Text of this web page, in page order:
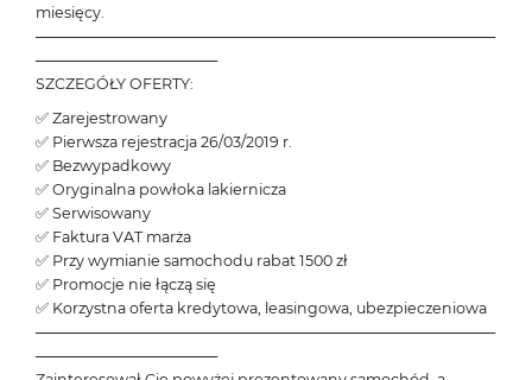
miesięcy.
───────────────────────────────────────────
─────────────────
SZCZEGÓŁY OFERTY:
✅ Zarejestrowany
✅ Pierwsza rejestracja 26/03/2019 r.
✅ Bezwypadkowy
✅ Oryginalna powłoka lakiernicza
✅ Serwisowany
✅ Faktura VAT marża
✅ Przy wymianie samochodu rabat 1500 zł
✅ Promocje nie łączą się
✅ Korzystna oferta kredytowa, leasingowa, ubezpieczeniowa
───────────────────────────────────────────
─────────────────